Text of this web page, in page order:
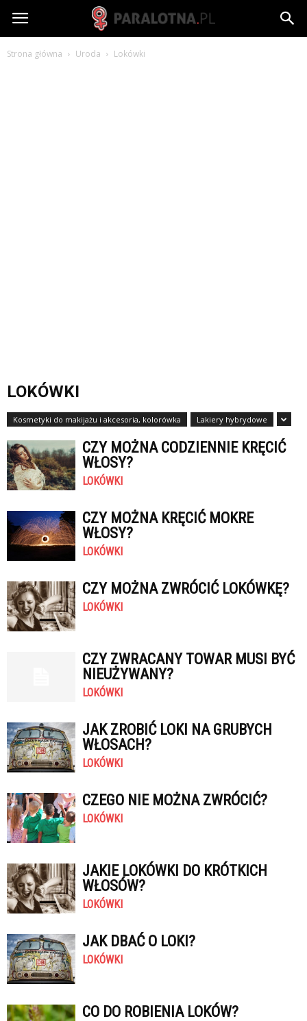
paralotna.pl
Strona główna Uroda Lokówki
LOKÓWKI
Kosmetyki do makijażu i akcesoria, kolorówka Lakiery hybrydowe
CZY MOŻNA CODZIENNIE KRĘCIĆ
WŁOSY?
LOKÓWKI
CZY MOŻNA KRĘCIĆ MOKRE
WŁOSY?
LOKÓWKI
CZY MOŻNA ZWRÓCIĆ LOKÓWKĘ?
LOKÓWKI
CZY ZWRACANY TOWAR MUSI BYĆ
NIEUŻYWANY?
LOKÓWKI
JAK ZROBIĆ LOKI NA GRUBYCH
WŁOSACH?
LOKÓWKI
CZEGO NIE MOŻNA ZWRÓCIĆ?
LOKÓWKI
JAKIE LOKÓWKI DO KRÓTKICH
WŁOSÓW?
LOKÓWKI
JAK DBAĆ O LOKI?
LOKÓWKI
CO DO ROBIENIA LOKÓW?